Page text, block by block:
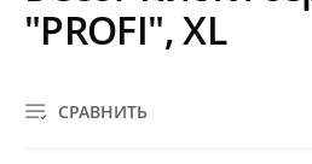
"PROFI", XL
СРАВНИТЬ